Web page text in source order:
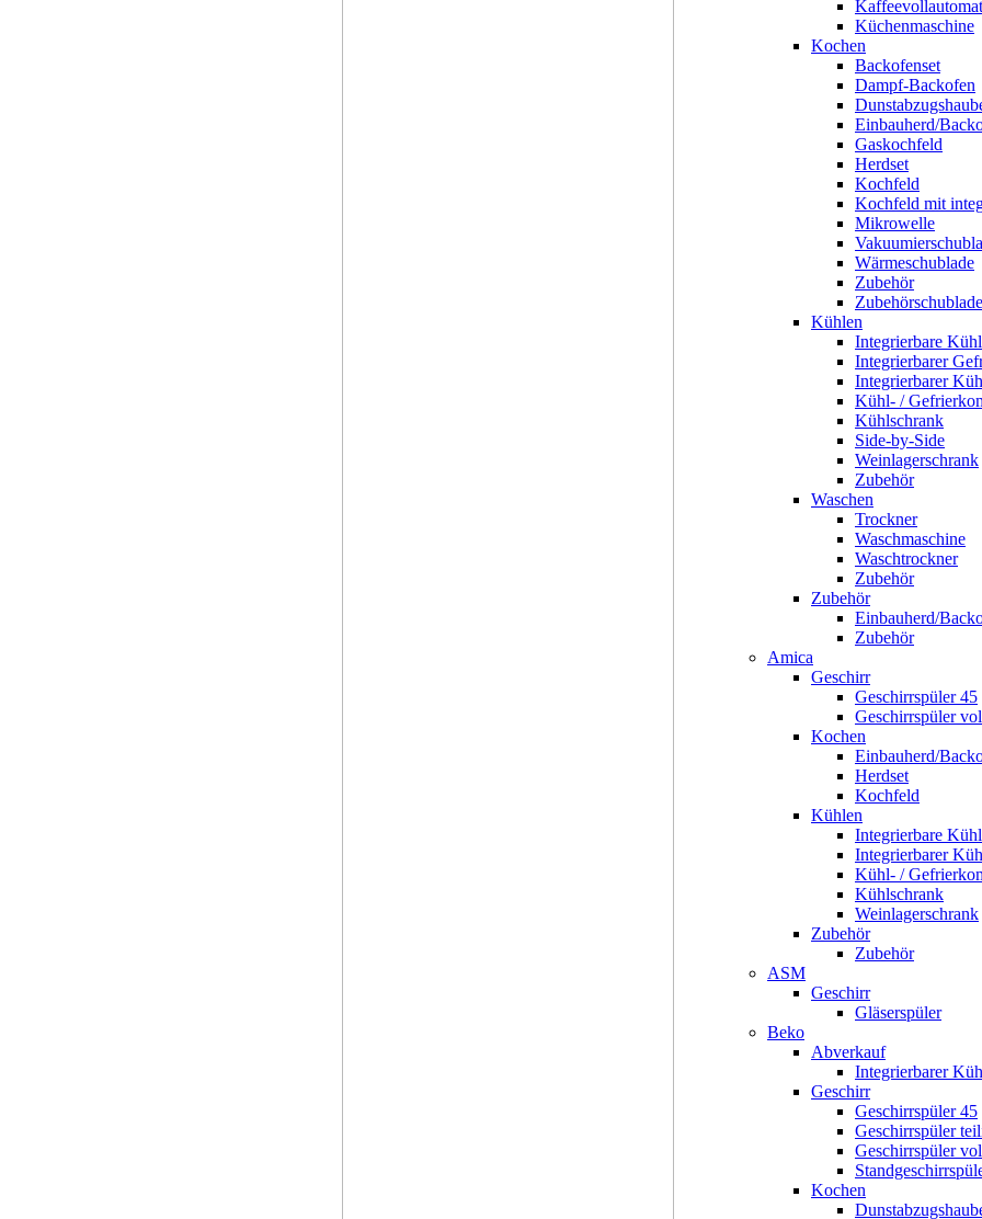
Küchenmaschine
Kochen
Backofenset
Dampf-Backofen
Einbauherd/
Gaskochfeld
Herdset
Kochfeld
Kochfeld mit
Mikrowelle
Wärmeschublade
Zubehör
Zubehörschublade
Kühlen
Integrierbare
Integrierbarer
Integrierbarer
Kühl- /
Kühlschrank
Side-by-Side
Weinlagerschrank
Zubehör
Waschen
Trockner
Waschmaschine
Waschtrockner
Zubehör
Zubehör
Einbauherd/
Zubehör
Amica
Geschirr
Geschirrspüler 45
Geschirrspüler
Kochen
Einbauherd/
Herdset
Kochfeld
Kühlen
Integrierbare
Integrierbarer
Kühl- /
Kühlschrank
Weinlagerschrank
Zubehör
Zubehör
ASM
Geschirr
Gläserspüler
Beko
Abverkauf
Integrierbarer
Geschirr
Geschirrspüler 45
Geschirrspüler
Geschirrspüler
Kochen